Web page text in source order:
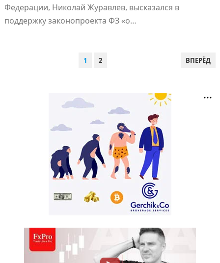
Федерации, Николай Журавлев, высказался в
поддержку законопроекта ФЗ «о…
1 2 ВПЕРЁД